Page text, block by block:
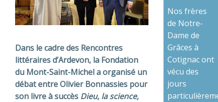
Dans le cadre des Rencontres
littéraires d’Ardevon, la Fondation
du Mont-Saint-Michel a organisé un
débat entre Olivier Bonnassies pour
son livre à succès Dieu, la science,
Nos frères
de Notre-
Dame de
Grâces à
Cotignac ont
vécu des
jours